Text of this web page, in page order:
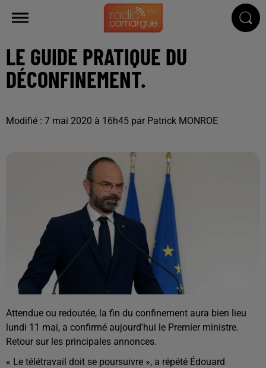
LE GUIDE PRATIQUE DU
DÉCONFINEMENT.
Modifié : 7 mai 2020 à 16h45 par Patrick MONROE
Attendue ou redoutée, la fin du confinement aura bien lieu
lundi 11 mai, a confirmé aujourd'hui le Premier ministre.
Retour sur les principales annonces.
« Le télétravail doit se poursuivre », a répété Édouard